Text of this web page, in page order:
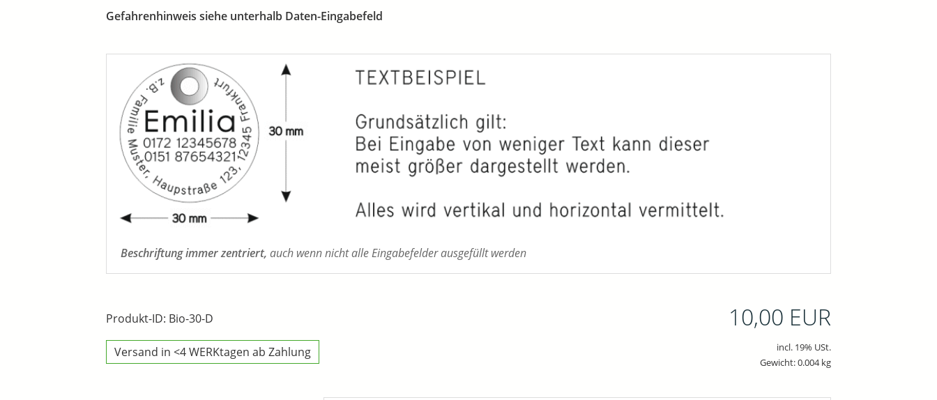
Gefahrenhinweis siehe unterhalb Daten-Eingabefeld
Beschriftung immer zentriert, auch wenn nicht alle Eingabefelder ausgefüllt werden
Produkt-ID: Bio-30-D
Versand in <4 WERKtagen ab Zahlung
10,00 EUR
incl. 19% USt.
Gewicht: 0.004 kg